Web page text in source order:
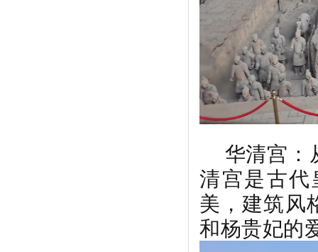
华清宫：
清宫是古
美，建筑风
和杨贵妃的